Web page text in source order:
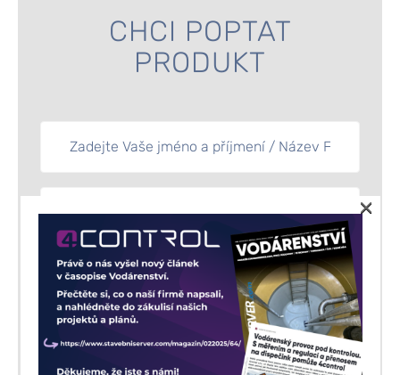
CHCI POPTAT
PRODUKT
×